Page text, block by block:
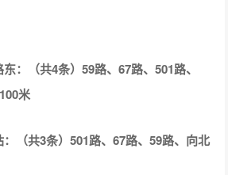
：（共4条）59路、67路、501路、
米
（共3条）501路、67路、59路、向北